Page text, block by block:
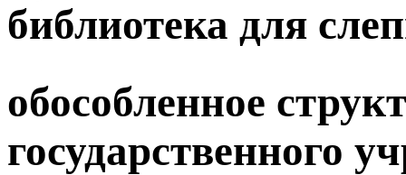
библиотека для
обособленное
государственного